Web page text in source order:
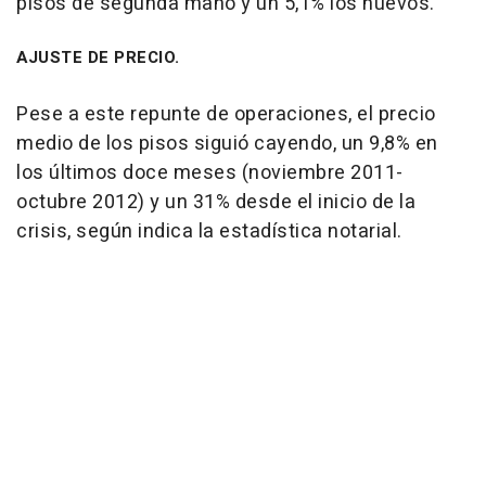
AJUSTE DE PRECIO.
Pese a este repunte de operaciones, el precio
medio de los pisos siguió cayendo, un 9,8% en
los últimos doce meses (noviembre 2011-
octubre 2012) y un 31% desde el inicio de la
crisis, según indica la estadística notarial.